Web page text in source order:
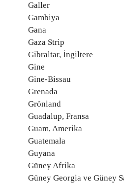
Galler
Gambiya
Gana
Gaza Strip
Gibraltar, İngiltere
Gine
Gine-Bissau
Grenada
Grönland
Guadalup, Fransa
Guam, Amerika
Guatemala
Guyana
Güney Afrika
Güney Georgia ve Güney